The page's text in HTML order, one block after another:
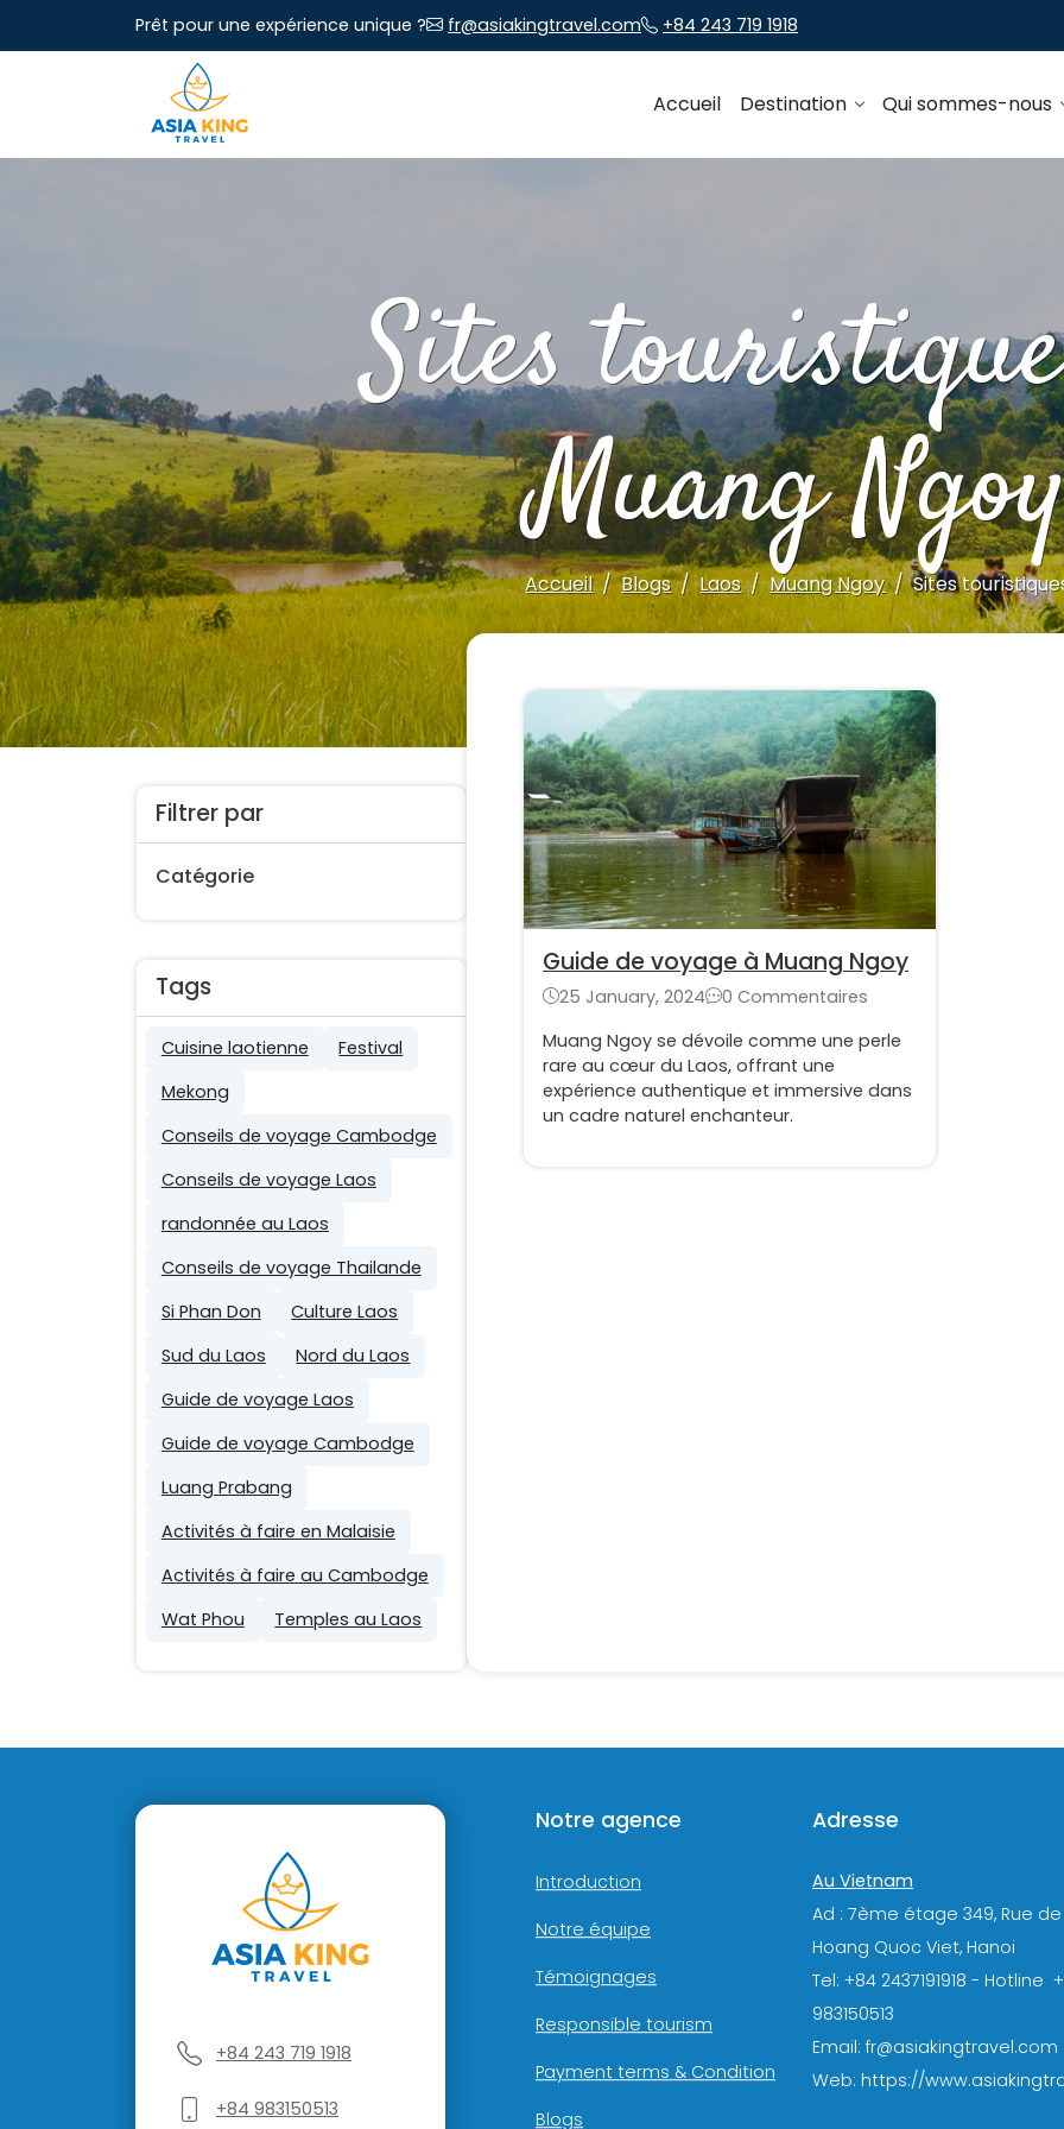
Prêt pour une expérience unique ? fr@asiakingtravel.com +84 243 719 1918
Accueil Destination Qui sommes-nous
Sites
Muang Ngoy
Accueil Blogs Laos Muang Ngoy Sites
Filtrer par
Catégorie
Tags
Cuisine laotienne
Festival
Mekong
Conseils de voyage Cambodge
Conseils de voyage Laos
randonnée au Laos
Conseils de voyage Thailande
Si Phan Don
Culture Laos
Sud du Laos
Nord du Laos
Guide de voyage Laos
Guide de voyage Cambodge
Luang Prabang
Activités à faire en Malaisie
Activités à faire au Cambodge
Wat Phou
Temples au Laos
Guide de voyage à Muang Ngoy
25 January, 2024
0 Commentaires
Muang Ngoy se dévoile comme une perle
rare au cœur du Laos, offrant une
expérience authentique et immersive dans
un cadre naturel enchanteur.
+84 243 719 1918
+84 983150513
Notre agence
Introduction
Notre équipe
Témoignages
Responsible tourism
Payment terms & Condition
Blogs
Adresse
Au Vietnam
Ad : 7ème étage 349, Rue de
Hoang Quoc Viet, Hanoi
Tel: +84 2437191918 - Hotline
983150513
Email: fr@asiakingtravel.com
Web: https://